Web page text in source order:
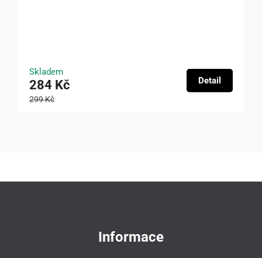
Skladem
284 Kč
299 Kč
Detail
Informace